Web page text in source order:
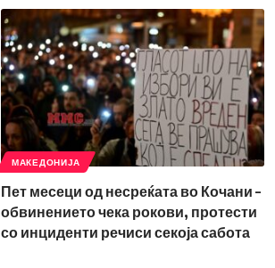
МАКЕДОНИЈА
Пет месеци од несреќата во Кочани –
обвинението чека рокови, протести
со инциденти речиси секоја сабота